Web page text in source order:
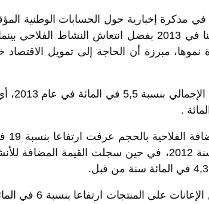
مذكرة إخبارية حول الحسابات الوطنية
2013، أن النمو الاقتصادي عرف تحسنا في 2013 بفضل انتعاش النشاط
نموها، مبرزة أن الحاجة إلى تمويل
وبالأسعار الجارية،
وأشار
مقابل انخفاض بنسبة 8,9 في المائة سنة 2012، في حين سجلت القيمة
ومن جهته، سجل صـافي الضرائب من